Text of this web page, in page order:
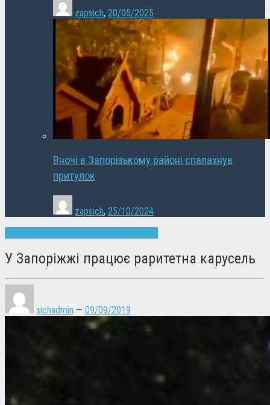
zapsich, 20/05/2025
Вночі в Запорізькому районі спалахнув
притулок
zapsich, 25/10/2024
У Запоріжжі працює раритетна карусель
sichadmin — 09/09/2019